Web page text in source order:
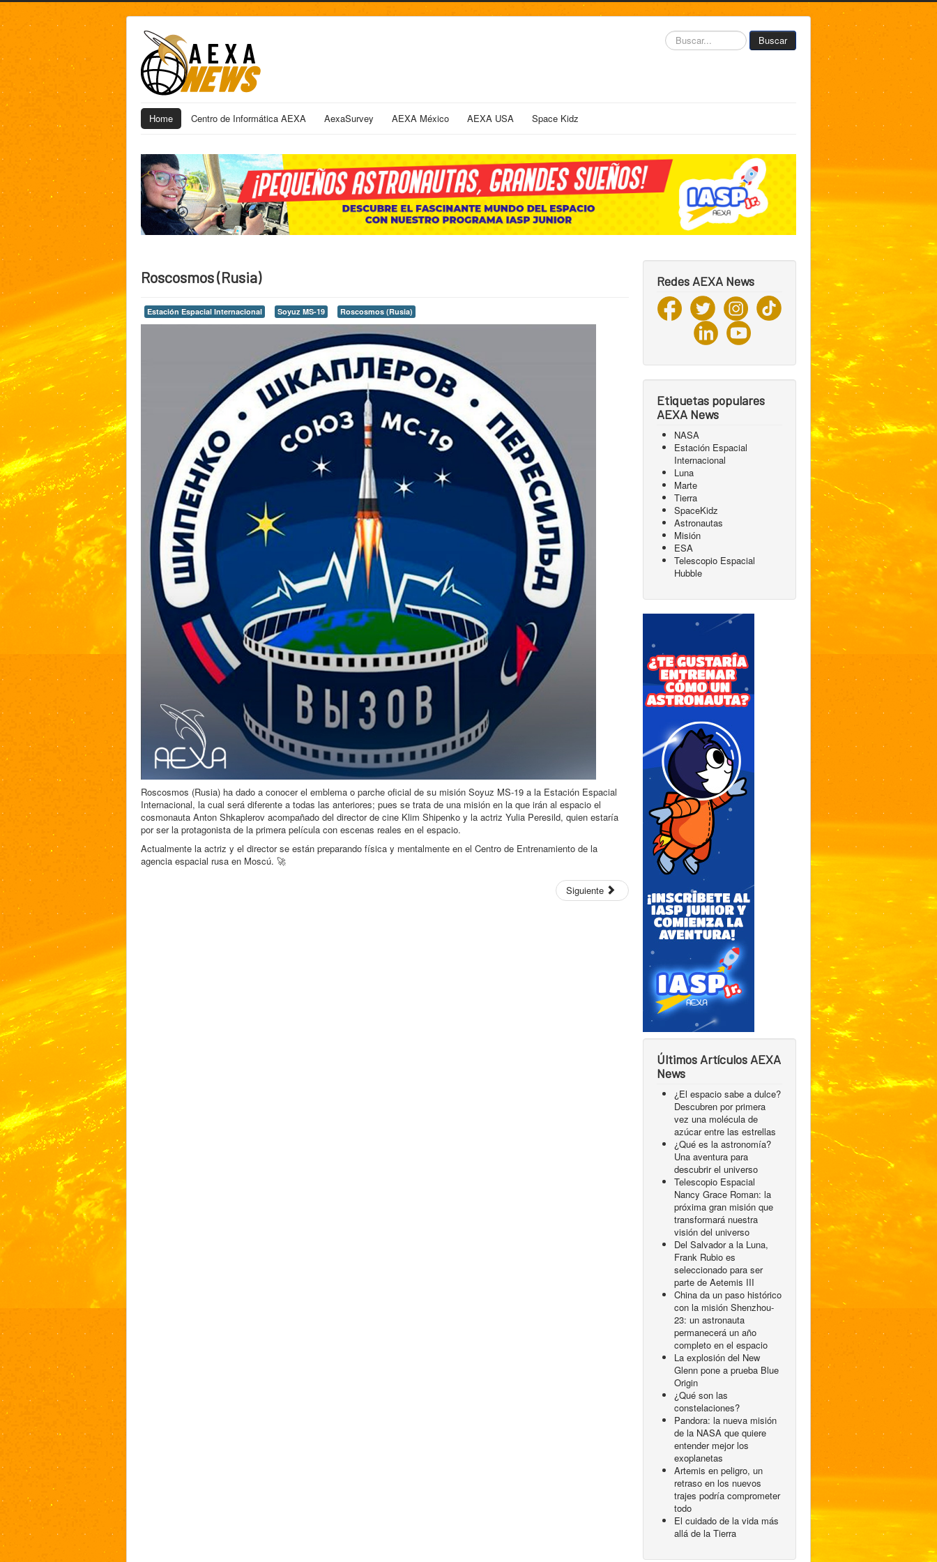
Buscar... Buscar
Home Centro de Informática AEXA AexaSurvey AEXA México AEXA USA Space Kidz
Roscosmos (Rusia)
Estación Espacial Internacional Soyuz MS-19 Roscosmos (Rusia)
Roscosmos (Rusia) ha dado a conocer el emblema o parche oficial de su misión Soyuz MS-19 a la Estación Espacial
Internacional, la cual será diferente a todas las anteriores; pues se trata de una misión en la que irán al espacio el
cosmonauta Anton Shkaplerov acompañado del director de cine Klim Shipenko y la actriz Yulia Peresild, quien estaría
por ser la protagonista de la primera película con escenas reales en el espacio.
Actualmente la actriz y el director se están preparando física y mentalmente en el Centro de Entrenamiento de la
agencia espacial rusa en Moscú. 🚀
Siguiente
Redes AEXA News
Etiquetas populares
AEXA News
NASA
Estación Espacial
Internacional
Luna
Marte
Tierra
SpaceKidz
Astronautas
Misión
ESA
Telescopio Espacial
Hubble
Últimos Artículos AEXA
News
¿El espacio sabe a dulce?
Descubren por primera
vez una molécula de
azúcar entre las estrellas
¿Qué es la astronomía?
Una aventura para
descubrir el universo
Telescopio Espacial
Nancy Grace Roman: la
próxima gran misión que
transformará nuestra
visión del universo
Del Salvador a la Luna,
Frank Rubio es
seleccionado para ser
parte de Aetemis III
China da un paso histórico
con la misión Shenzhou-
23: un astronauta
permanecerá un año
completo en el espacio
La explosión del New
Glenn pone a prueba Blue
Origin
¿Qué son las
constelaciones?
Pandora: la nueva misión
de la NASA que quiere
entender mejor los
exoplanetas
Artemis en peligro, un
retraso en los nuevos
trajes podría comprometer
todo
El cuidado de la vida más
allá de la Tierra